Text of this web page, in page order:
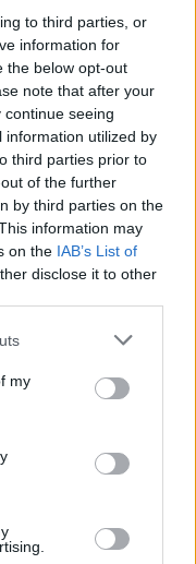
to third parties, or
information for
the below opt-out
note that after your
seeing
information utilized by
third parties prior to
of the further
by third parties on the
information may
on the IAB’s List of
disclose it to other
my
години
в
вируси